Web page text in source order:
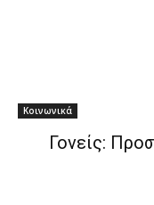
Κοινωνικά
Γονείς: